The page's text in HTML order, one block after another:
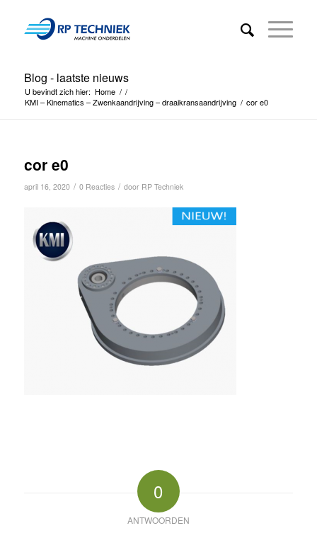
Blog - laatste nieuws
U bevindt zich hier: Home / /
KMI – Kinematics – Zwenkaandrijving – draaikransaandrijving / cor e0
cor e0
april 16, 2020 / 0 Reacties / door RP Techniek
0
ANTWOORDEN